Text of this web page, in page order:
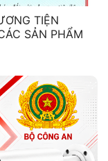
TIỆN
SẢN PHẨM